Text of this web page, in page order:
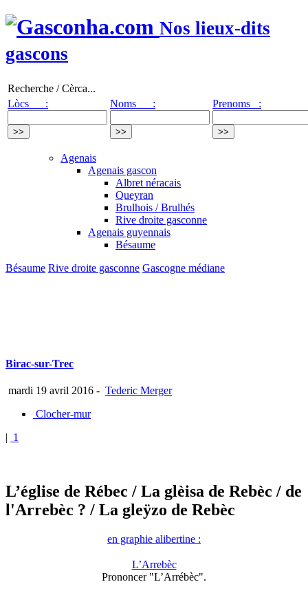
Nos lieux-dits
gascons
Recherche / Cèrca...
Lòcs :
Noms : Prenoms :
Agenais
Agenais gascon
Albret néracais
Queyran
Brulhois / Brulhés
Rive droite gasconne
Agenais guyennais
Bésaume
Bésaume Rive droite gasconne Gascogne médiane
Birac-sur-Trec
mardi 19 avril 2016 - Tederic Merger
Clocher-mur
| 1
L’église de Rébec / La glèisa de Rebèc / de
l'Arrebèc ? / La gleÿzo de Rebèc
en graphie alibertine :
L’Arrebèc
Prononcer "L’Arrébèc".